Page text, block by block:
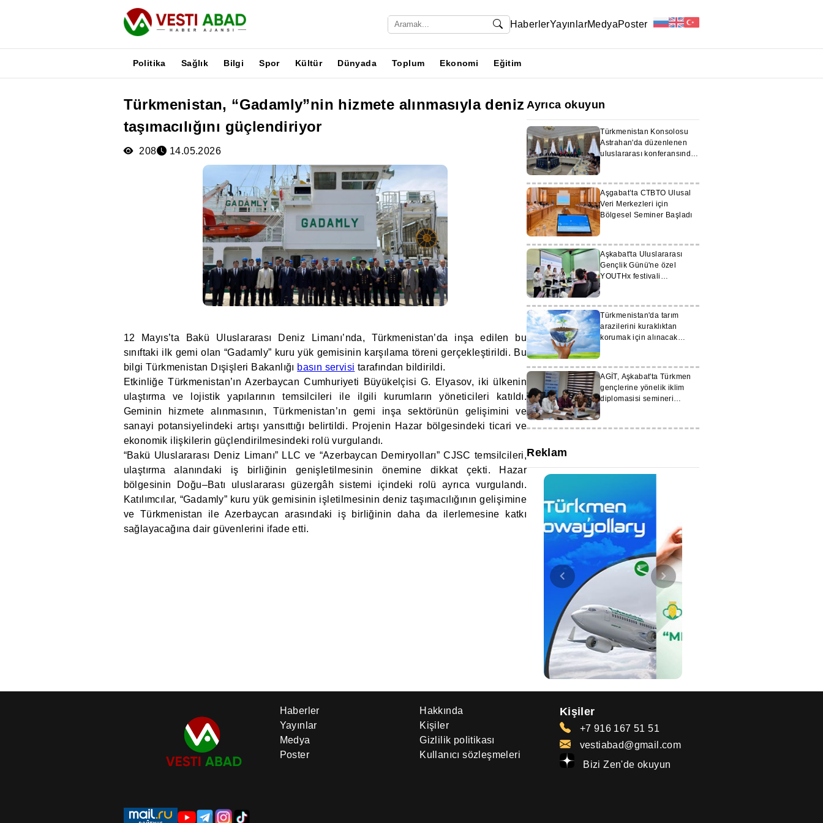
HaberlerYayınlarMedyaPoster
Politika Sağlık Bilgi Spor Kültür Dünyada Toplum Ekonomi Eğitim
Türkmenistan, “Gadamly”nin hizmete alınmasıyla deniz
taşımacılığını güçlendiriyor
208 14.05.2026
12 Mayıs’ta Bakü Uluslararası Deniz Limanı’nda, Türkmenistan’da inşa edilen bu
sınıftaki ilk gemi olan “Gadamly” kuru yük gemisinin karşılama töreni gerçekleştirildi. Bu
bilgi Türkmenistan Dışişleri Bakanlığı basın servisi tarafından bildirildi.
Etkinliğe Türkmenistan’ın Azerbaycan Cumhuriyeti Büyükelçisi G. Elyasov, iki ülkenin
ulaştırma ve lojistik yapılarının temsilcileri ile ilgili kurumların yöneticileri katıldı.
Geminin hizmete alınmasının, Türkmenistan’ın gemi inşa sektörünün gelişimini ve
sanayi potansiyelindeki artışı yansıttığı belirtildi. Projenin Hazar bölgesindeki ticari ve
ekonomik ilişkilerin güçlendirilmesindeki rolü vurgulandı.
“Bakü Uluslararası Deniz Limanı” LLC ve “Azerbaycan Demiryolları” CJSC temsilcileri,
ulaştırma alanındaki iş birliğinin genişletilmesinin önemine dikkat çekti. Hazar
bölgesinin Doğu–Batı uluslararası güzergâh sistemi içindeki rolü ayrıca vurgulandı.
Katılımcılar, “Gadamly” kuru yük gemisinin işletilmesinin deniz taşımacılığının gelişimine
ve Türkmenistan ile Azerbaycan arasındaki iş birliğinin daha da ilerlemesine katkı
sağlayacağına dair güvenlerini ifade etti.
Ayrıca okuyun
Türkmenistan Konsolosu
Astrahan'da düzenlenen
uluslararası konferansında
Aşgabat’ta CTBTO Ulusal
Veri Merkezleri için
Bölgesel Seminer Başladı
Aşkabat'ta Uluslararası
Gençlik Günü'ne özel
YOUTHx festivali
Türkmenistan'da tarım
arazilerini kuraklıktan
korumak için alınacak
AGİT, Aşkabat'ta Türkmen
gençlerine yönelik iklim
diplomasisi semineri
Reklam
Haberler
Yayınlar
Medya
Poster
Hakkında
Kişiler
Gizlilik politikası
Kullanıcı sözleşmeleri
Kişiler
+7 916 167 51 51
vestiabad@gmail.com
Bizi Zen'de okuyun